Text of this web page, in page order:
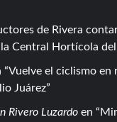
de Rivera
Central Hortícola
Vuelve el ciclismo en
Juárez
Rivero Luzardo en